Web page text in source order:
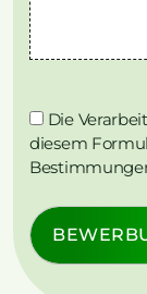
Die
diesem